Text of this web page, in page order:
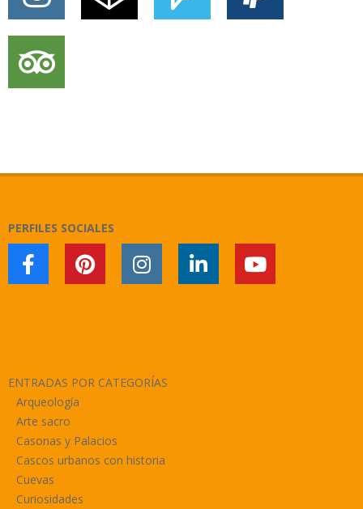
PERFILES SOCIALES
ENTRADAS POR CATEGORÍAS
Arqueología
Arte sacro
Casonas y Palacios
Cascos urbanos con historia
Cuevas
Curiosidades